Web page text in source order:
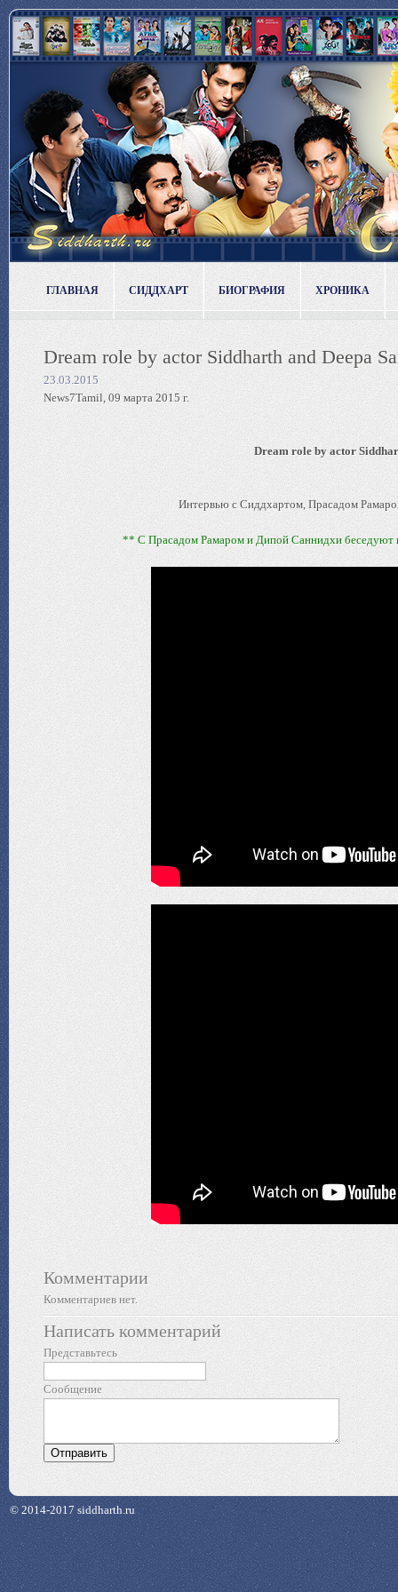
ГЛАВНАЯ СИДДХАРТ БИОГРАФИЯ ХРОНИКА
Dream role by actor Siddharth and Deepa
23.03.2015
News7Tamil, 09 марта 2015 г.
Dream role by actor
Интервью с Сиддхартом, Прасадом
** С Прасадом Рамаром и Дипой Саннидхи беседуют в
Комментарии
Комментариев нет.
Написать комментарий
Представьтесь
Сообщение
© 2014-2017 siddharth.ru